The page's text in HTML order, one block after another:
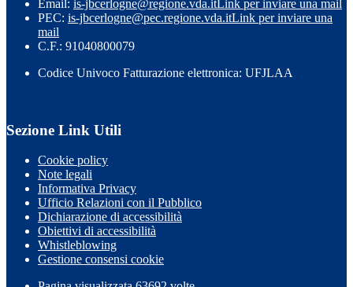
Email: is-jbcerlogne@regione.vda.itLink per inviare una mail
PEC: is-jbcerlogne@pec.regione.vda.itLink per inviare una
mail
C.F.: 91040800079
Codice Univoco Fatturazione elettronica: UFJLAA
Sezione Link Utili
Cookie policy
Note legali
Informativa Privacy
Ufficio Relazioni con il Pubblico
Dichiarazione di accessibilità
Obiettivi di accessibilità
Whistleblowing
Gestione consensi cookie